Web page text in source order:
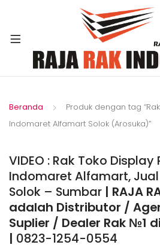
Beranda
Produk dengan tag
Indomaret Alfamart Solok (Arosuka)”
VIDEO : Rak Toko
Indomaret Alfamart,
Solok – Sumbar | RAJA
adalah Distributor /
Suplier / Dealer Rak №1
| 0823-1254-0554